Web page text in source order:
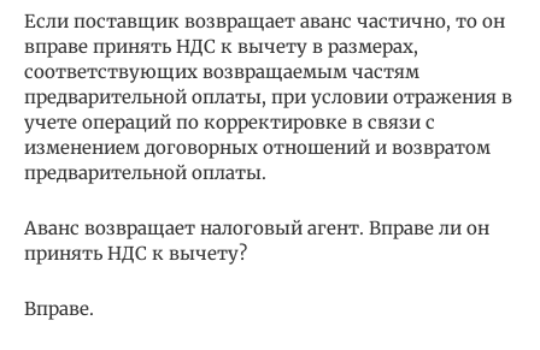
Если поставщик возвращает аванс частично, то он
вправе принять НДС к вычету в размерах,
соответствующих возвращаемым частям
предварительной оплаты, при условии отражения в
учете операций по корректировке в связи с
изменением договорных отношений и возвратом
предварительной оплаты.
Аванс возвращает налоговый агент. Вправе ли он
принять НДС к вычету?
Вправе.